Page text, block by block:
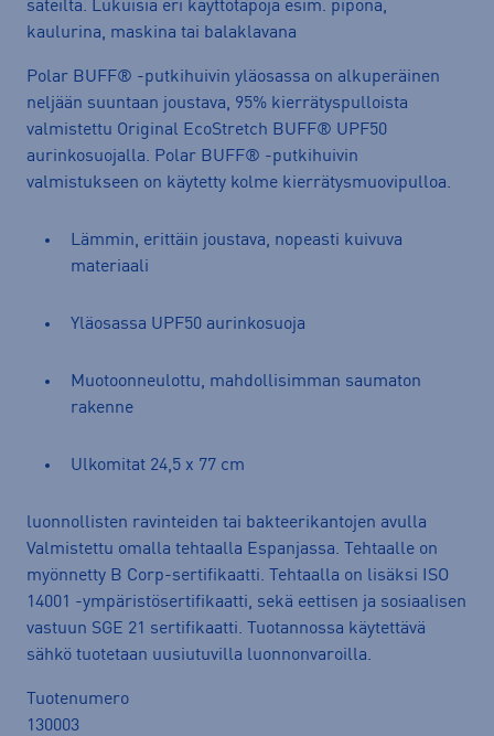
säteiltä. Lukuisia eri käyttötapoja esim. pipona,
kaulurina, maskina tai balaklavana
Polar BUFF® -putkihuivin yläosassa on alkuperäinen
neljään suuntaan joustava, 95% kierrätyspulloista
valmistettu Original EcoStretch BUFF® UPF50
aurinkosuojalla. Polar BUFF® -putkihuivin
valmistukseen on käytetty kolme kierrätysmuovipulloa.
Lämmin, erittäin joustava, nopeasti kuivuva
materiaali
Yläosassa UPF50 aurinkosuoja
Muotoonneulottu, mahdollisimman saumaton
rakenne
Ulkomitat 24,5 x 77 cm
luonnollisten ravinteiden tai bakteerikantojen avulla
Valmistettu omalla tehtaalla Espanjassa. Tehtaalle on
myönnetty B Corp-sertifikaatti. Tehtaalla on lisäksi ISO
14001 -ympäristösertifikaatti, sekä eettisen ja sosiaalisen
vastuun SGE 21 sertifikaatti. Tuotannossa käytettävä
sähkö tuotetaan uusiutuvilla luonnonvaroilla.
Tuotenumero
130003